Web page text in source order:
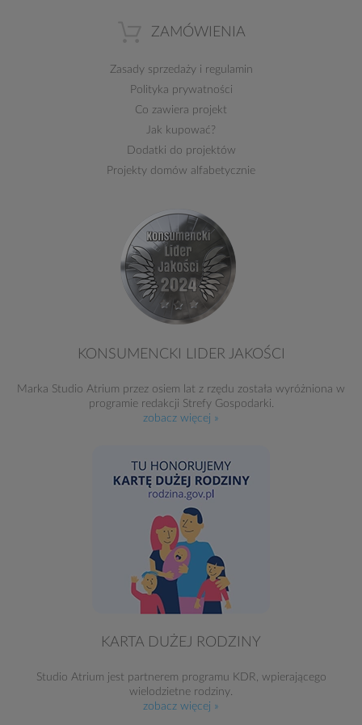
ZAMÓWIENIA
Zasady sprzedażyi regulamin
Polityka prywatności
Co zawiera projekt
Jak kupować?
Dodatki do projektów
Projekty domów alfabetycznie
KONSUMENCKI LIDER JAKOŚCI
Marka Studio Atrium przez osiem lat z rzędu została wyróżniona w
programie redakcji Strefy Gospodarki.
zobacz więcej »
KARTA DUŻEJ RODZINY
Studio Atrium jest partnerem programu KDR, wpierającego
wielodzietne rodziny.
zobacz więcej »